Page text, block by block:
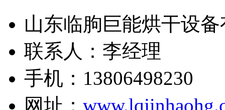
山东临朐巨能烘干设
联系人：李经理
手机：13806498230
网址：